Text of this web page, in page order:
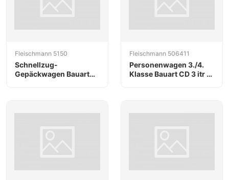
Fleischmann 5150
Schnellzug-
Gepäckwagen Bauart
Fleischmann 506411
Personenwagen 3./4.
Klasse Bauart CD 3 itr pr